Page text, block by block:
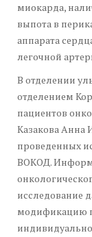
миокарда,
выпота в
аппарата
легочной
В отделении
отделением
пациентов
Казакова Анна
проведенных
ВОКОД.
исследование
модификацию